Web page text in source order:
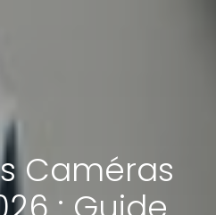
Caméras